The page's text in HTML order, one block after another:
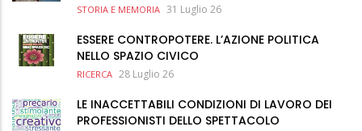
STORIA E MEMORIA 31 Luglio 26
ESSERE CONTROPOTERE. L’AZIONE POLITICA
NELLO SPAZIO CIVICO
RICERCA 28 Luglio 26
LE INACCETTABILI CONDIZIONI DI LAVORO DEI
PROFESSIONISTI DELLO SPETTACOLO